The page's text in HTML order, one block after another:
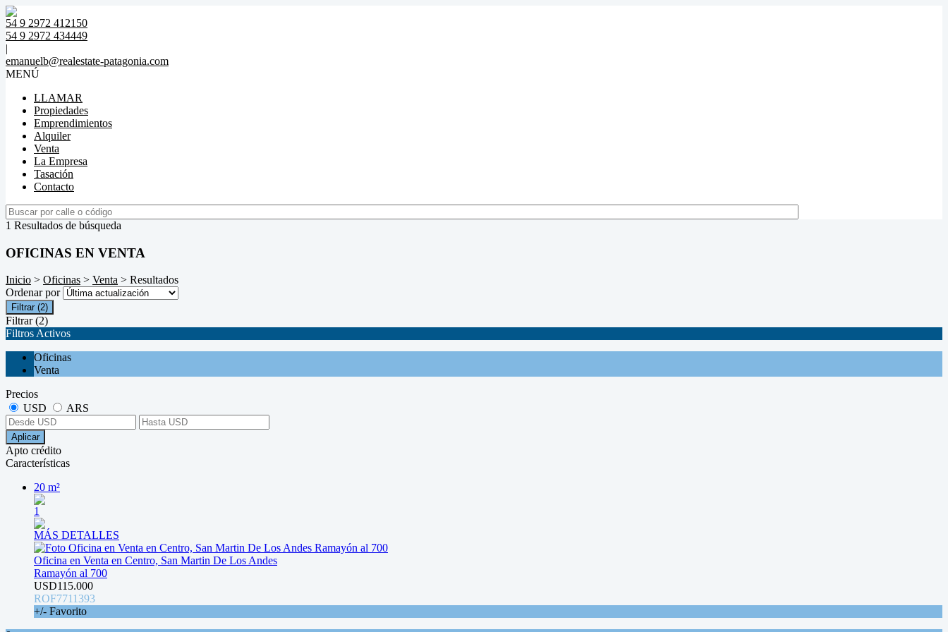
54 9 2972 412150
54 9 2972 434449
|
emanuelb@realestate-patagonia.com
MENÚ
LLAMAR
Propiedades
Emprendimientos
Alquiler
Venta
La Empresa
Tasación
Contacto
1 Resultados de búsqueda
OFICINAS EN VENTA
Inicio > Oficinas > Venta > Resultados
Ordenar por
Filtrar (2)
Filtrar (2)
Filtros Activos
Oficinas
Venta
Precios
USD
ARS
Aplicar
Apto crédito
Características
20 m²
1
MÁS DETALLES
Oficina en Venta en Centro, San Martin De Los Andes
Ramayón al 700
USD115.000
ROF7711393
+/- Favorito